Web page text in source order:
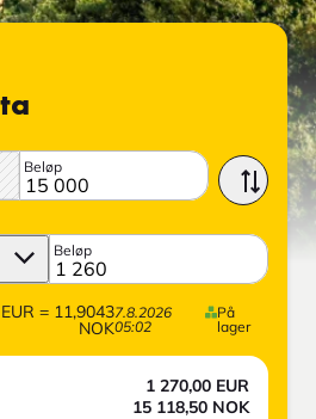
Beløp
Beløp
EUR = 11,9043
NOK
7.8.2026
05:02
På
lager
1 270,00 EUR
15 118,50 NOK